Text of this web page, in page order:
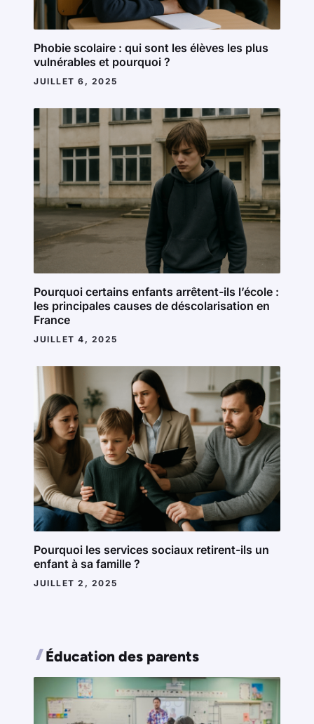
Phobie scolaire : qui sont les élèves les plus
vulnérables et pourquoi ?
JUILLET 6, 2025
Pourquoi certains enfants arrêtent-ils l’école :
les principales causes de déscolarisation en
France
JUILLET 4, 2025
Pourquoi les services sociaux retirent-ils un
enfant à sa famille ?
JUILLET 2, 2025
Éducation des parents